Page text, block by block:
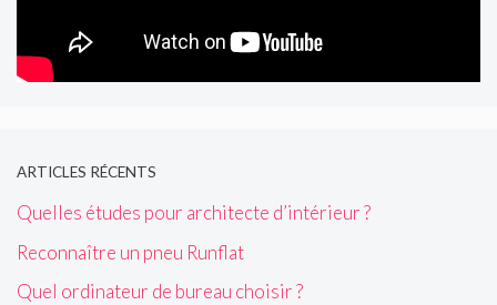
ARTICLES RÉCENTS
Quelles études pour architecte d’intérieur ?
Reconnaître un pneu Runflat
Quel ordinateur de bureau choisir ?